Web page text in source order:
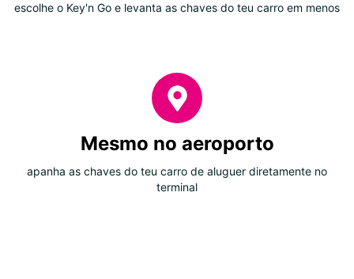
escolhe o Key'n Go e levanta as chaves do teu carro em menos
Mesmo no aeroporto
apanha as chaves do teu carro de aluguer diretamente no
terminal